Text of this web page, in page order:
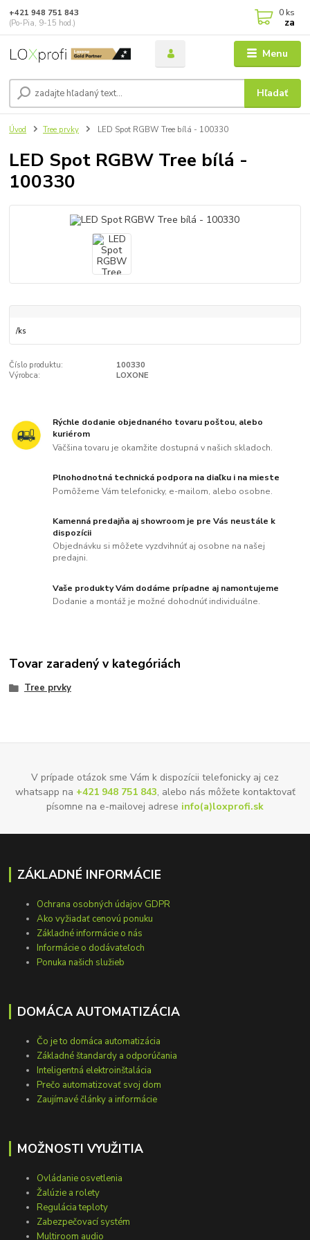
Menu
Hľadať
+421 948 751 843
(Po-Pia, 9-15 hod.)
0 ks
za
Úvod Tree prvky LED Spot RGBW Tree bílá - 100330
LED Spot RGBW Tree bílá -
100330
/ks
Číslo produktu:
100330
Výrobca:
LOXONE
Rýchle dodanie objednaného tovaru poštou, alebo
kuriérom
Väčšina tovaru je okamžite dostupná v našich skladoch.
Plnohodnotná technická podpora na diaľku i na mieste
Pomôžeme Vám telefonicky, e-mailom, alebo osobne.
Kamenná predajňa aj showroom je pre Vás neustále k
dispozícii
Objednávku si môžete vyzdvihnúť aj osobne na našej
predajni.
Vaše produkty Vám dodáme prípadne aj namontujeme
Dodanie a montáž je možné dohodnúť individuálne.
Tovar zaradený v kategóriách
Tree prvky
V prípade otázok sme Vám k dispozícii telefonicky aj cez
whatsapp na +421 948 751 843, alebo nás môžete kontaktovať
písomne na e-mailovej adrese info(a)loxprofi.sk
ZÁKLADNÉ INFORMÁCIE
Ochrana osobných údajov GDPR
Ako vyžiadať cenovú ponuku
Základné informácie o nás
Informácie o dodávateľoch
Ponuka našich služieb
DOMÁCA AUTOMATIZÁCIA
Čo je to domáca automatizácia
Základné štandardy a odporúčania
Inteligentná elektroinštalácia
Prečo automatizovať svoj dom
Zaujímavé články a informácie
MOŽNOSTI VYUŽITIA
Ovládanie osvetlenia
Žalúzie a rolety
Regulácia teploty
Zabezpečovací systém
Multiroom audio